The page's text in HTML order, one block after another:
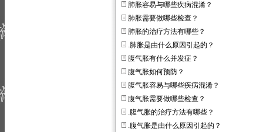
肺胀容易与哪些疾病混淆？
肺胀需要做哪些检查？
肺胀的治疗方法有哪些？
.肺胀是由什么原因引起的？
腹气胀有什么并发症？
腹气胀如何预防？
腹气胀容易与哪些疾病混淆？
腹气胀需要做哪些检查？
.腹气胀的治疗方法有哪些？
.腹气胀是由什么原因引起的？